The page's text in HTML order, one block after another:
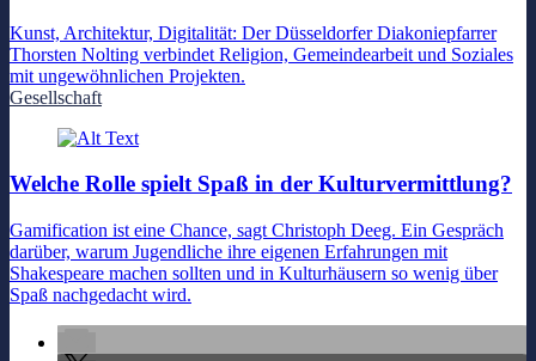
Kunst, Architektur, Digitalität: Der Düsseldorfer Diakoniepfarrer
Thorsten Nolting verbindet Religion, Gemeindearbeit und Soziales
mit ungewöhnlichen Projekten.
Gesellschaft
Welche Rolle spielt Spaß in der Kulturvermittlung?
Gamification ist eine Chance, sagt Christoph Deeg. Ein Gespräch
darüber, warum Jugendliche ihre eigenen Erfahrungen mit
Shakespeare machen sollten und in Kulturhäusern so wenig über
Spaß nachgedacht wird.